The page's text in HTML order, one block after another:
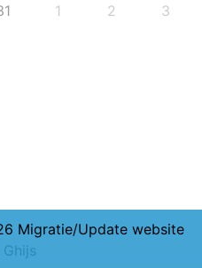
1 2 3
Migratie/Update website